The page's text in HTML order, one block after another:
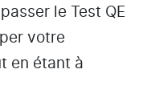
le Test QE
votre
en étant à